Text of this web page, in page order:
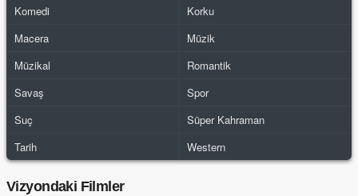
Komedi
Korku
Macera
Müzik
Müzikal
Romantik
Savaş
Spor
Suç
Süper Kahraman
Tarih
Western
Vizyondaki Filmler